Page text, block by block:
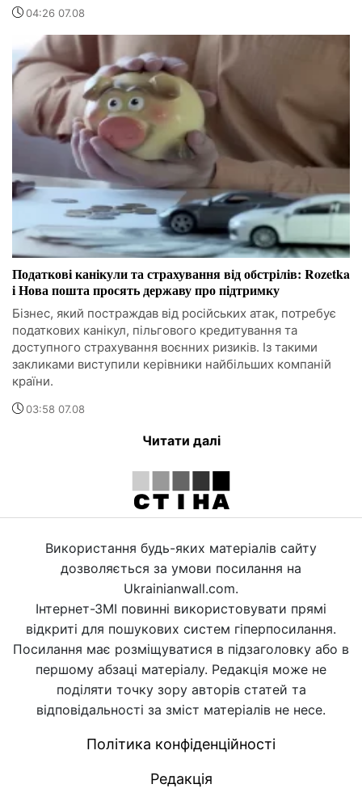
04:26 07.08
Податкові канікули та страхування від обстрілів: Rozetka
і Нова пошта просять державу про підтримку
Бізнес, який постраждав від російських атак, потребує
податкових канікул, пільгового кредитування та
доступного страхування воєнних ризиків. Із такими
закликами виступили керівники найбільших компаній
країни.
03:58 07.08
Читати далі
Використання будь-яких матеріалів сайту
дозволяється за умови посилання на
Ukrainianwall.com.
Інтернет-ЗМІ повинні використовувати прямі
відкриті для пошукових систем гіперпосилання.
Посилання має розміщуватися в підзаголовку або в
першому абзаці матеріалу. Редакція може не
поділяти точку зору авторів статей та
відповідальності за зміст матеріалів не несе.
Політика конфіденційності
Редакція